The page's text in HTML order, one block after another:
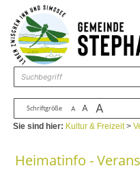
Zum Inhalt ,zur Navigation
Schriftgröße A A A
Sie sind hier: Kultur & Freizeit>
Heimatinfo -